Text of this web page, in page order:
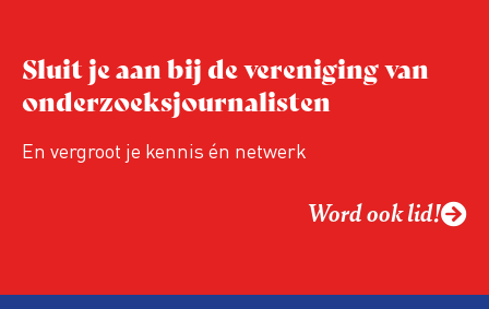
Sluit je aan bij de vereniging van
onderzoeksjournalisten
En vergroot je kennis én netwerk
Word ook lid!